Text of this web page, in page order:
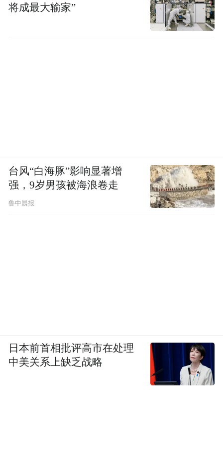
将成最大输家”
台风“白海豚”影响显著增
强，9岁男孩被海浪卷走
鲁中晨报
日本前首相批评高市在处理
中美关系上缺乏战略